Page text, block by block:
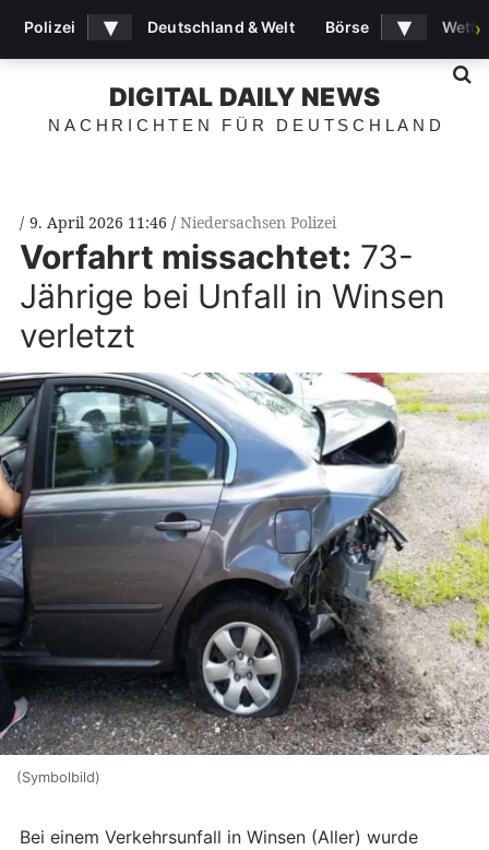
DIGITAL DAILY NEWS
NACHRICHTEN FÜR DEUTSCHLAND
9. April 2026 11:46 Niedersachsen Polizei
Vorfahrt missachtet: 73-
Jährige bei Unfall in Winsen
verletzt
(Symbolbild)
Bei einem Verkehrsunfall in Winsen (Aller) wurde
Polizei ▾ Deutschland & Welt Börse ▾ ›